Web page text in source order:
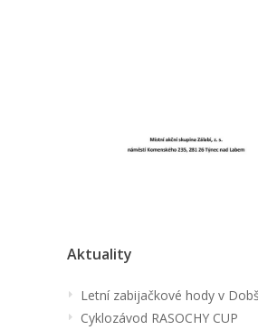
Aktuality
Letní zabijačkové hody v
Cyklozávod RASOCHY CUP